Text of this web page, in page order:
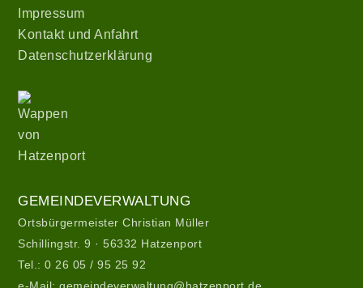
Impressum
Kontakt und Anfahrt
Datenschutzerklärung
Wappen
von
Gemeindeverwaltung
GEMEINDEVERWALTUNG
Ortsbürgermeister Christian Müller
Schillingstr. 9 · 56332 Hatzenport
Tel.:0 26 05 / 95 25 92